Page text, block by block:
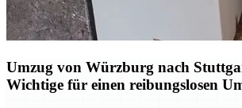
Umzug von Würzburg nach
Wichtige für einen reibungslosen